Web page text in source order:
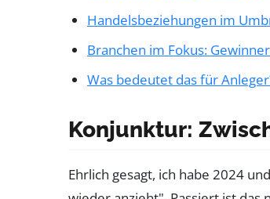
Handelsbeziehungen im
Branchen im Fokus:
Was bedeutet das für
Konjunktur:
Ehrlich gesagt, ich habe 2024